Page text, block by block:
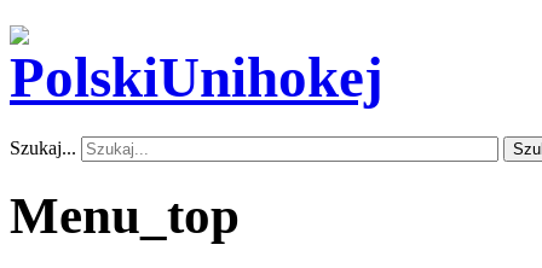
Szukaj...
Menu_top